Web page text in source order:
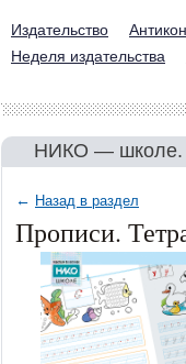
Издательство
Неделя издательства
НИКО — школе.
← Назад в раздел
Прописи.